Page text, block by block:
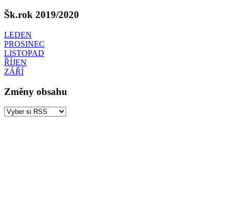
Šk.rok 2019/2020
LEDEN
PROSINEC
LISTOPAD
ŘÍJEN
ZÁŘÍ
Změny obsahu